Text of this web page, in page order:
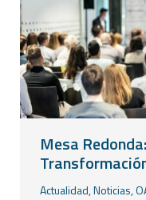
Mesa
Actualidad,Noticias,